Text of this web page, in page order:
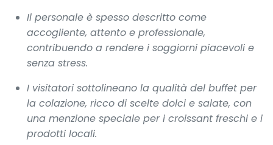
Il personale è spesso descritto come
accogliente, attento e professionale,
contribuendo a rendere i soggiorni piacevoli e
senza stress.
I visitatori sottolineano la qualità del buffet per
la colazione, ricco di scelte dolci e salate, con
una menzione speciale per i croissant freschi e i
prodotti locali.